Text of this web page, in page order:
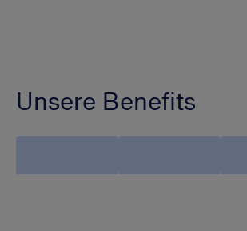
Unsere Benefits